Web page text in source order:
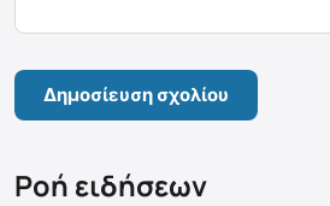
Ροή ειδήσεων